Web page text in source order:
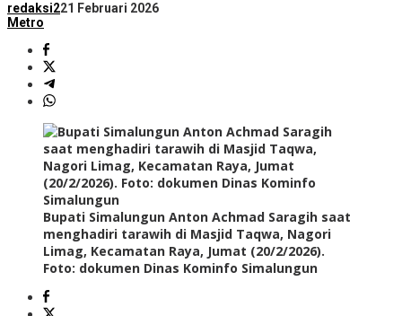
redaksi221 Februari 2026
Metro
Bupati Simalungun Anton Achmad Saragih saat
menghadiri tarawih di Masjid Taqwa, Nagori
Limag, Kecamatan Raya, Jumat (20/2/2026).
Foto: dokumen Dinas Kominfo Simalungun